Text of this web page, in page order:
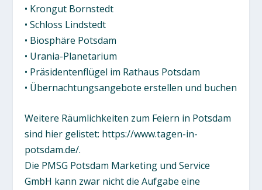
• Krongut Bornstedt
• Schloss Lindstedt
• Biosphäre Potsdam
• Urania-Planetarium
• Präsidentenflügel im Rathaus Potsdam
• Übernachtungsangebote erstellen und buchen
Weitere Räumlichkeiten zum Feiern in Potsdam
sind hier gelistet: https://www.tagen-in-
potsdam.de/.
Die PMSG Potsdam Marketing und Service
GmbH kann zwar nicht die Aufgabe eine